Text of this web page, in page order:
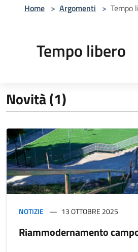
Home > Argomenti > Tempo
Tempo libero
Novità (1)
NOTIZIE 13 OTTOBRE 2025
Riammodernamento